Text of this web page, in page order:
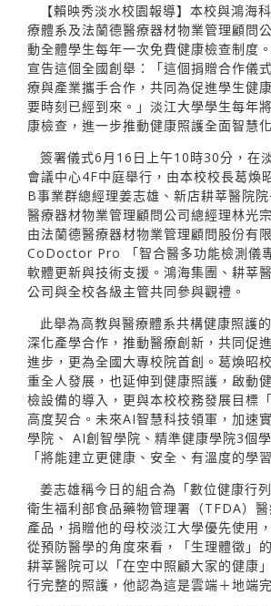
【賴映秀淡水校園報導】本校與鴻海
療體系及法蘭德醫療器材物業管理顧問
動全體學生每年一次免費健康檢查制度
宣告這個全國創舉：「這個捐贈合作儀
療與產業攜手合作，共同為促進學生健
要時刻已經到來。」淡江大學學生每年
康檢查，進一步推動健康照護全面智慧化
簽署儀式6月16日上午10時30分，在
會議中心4F中庭舉行，由本校校長葛煥
B事業群總經理姜志雄、新店耕莘醫院
醫療器材物業管理顧問公司總經理林光
由法蘭德醫療器材物業管理顧問股份有
CoDoctor Pro 「智合醫多功能檢測儀
軟體更新與技術支援。鴻海集團、耕莘
公司與全校各級主管共同參與觀禮。
此舉為高教與醫療體系共構健康照護
深化產學合作，推動醫療創新，共同促
進步，更為全國大專校院首創。葛煥昭
重全人發展，也延伸到健康照護，啟動
檢設備的導入，更與本校校務發展目標
高度契合。未來AI智慧科技領軍，加速
學院、 AI創智學院、精準健康學院3個
「將能建立更健康、安全、有溫度的學
姜志雄稱今日的組合為「數位健康行
衛生福利部食品藥物管理署（TFDA）
產品，捐贈他的母校淡江大學優先使用
從預防醫學的角度來看，「生理體徵」
耕莘醫院可以「在空中照顧大家的健康
行完整的照護，他認為這是雲端＋地端